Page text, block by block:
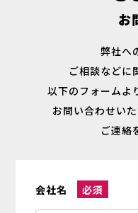
お
弊社へ
ご相談などに
以下のフォームよ
お問い合わせい
ご連絡
会社名 必須